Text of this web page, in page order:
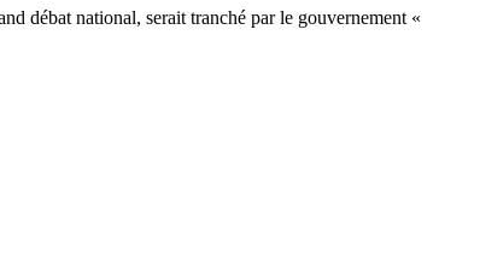
débat national, serait tranché par le gouvernement «